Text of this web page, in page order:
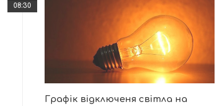
08:30
Графік відключеня світла на